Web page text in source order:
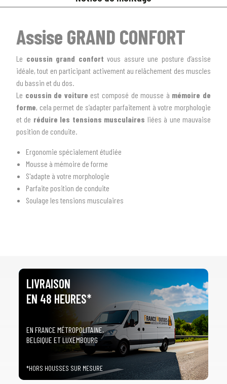
SÉLECTIONNEZ LE TYPE DE VOTRE VÉHICULE
Tous les types
2SÉLECTIONNEZ LA MARQUE DE VOTRE VÉHICULE
Tous les modèles
arrow_drop_down
Assise GRAND CONFORT
Le coussin grand confort vous assure une posture d’assise
idéale, tout en participant activement au relâchement des muscles
du bassin et du dos.
Le coussin de voiture est composé de mousse à mémoire de
forme, cela permet de s’adapter parfaitement à votre morphologie
et de réduire les tensions musculaires liées à une mauvaise
position de conduite.
Ergonomie spécialement étudiée
Mousse à mémoire de forme
S'adapte à votre morphologie
Parfaite position de conduite
Soulage les tensions musculaires
LIVRAISON
EN 48 HEURES*
EN FRANCE MÉTROPOLITAINE,
BELGIQUE ET LUXEMBOURG
*HORS HOUSSES SUR MESURE